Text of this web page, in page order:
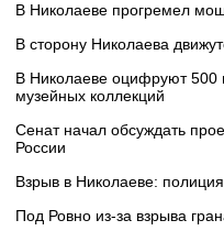
В Николаеве прогремел
В сторону Николаева
В Николаеве оцифруют 500
музейных коллекций
Сенат начал обсуждать
России
Взрыв в Николаеве:
Под Ровно из-за взрыва